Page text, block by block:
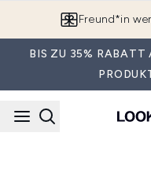
Freund*in
BIS ZU 35% RABATT